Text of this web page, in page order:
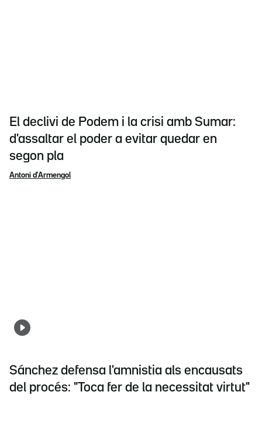
El declivi de Podem i la crisi amb Sumar:
d'assaltar el poder a evitar quedar en
segon pla
Antoni d'Armengol
Sánchez defensa l'amnistia als encausats
del procés: "Toca fer de la necessitat virtut"